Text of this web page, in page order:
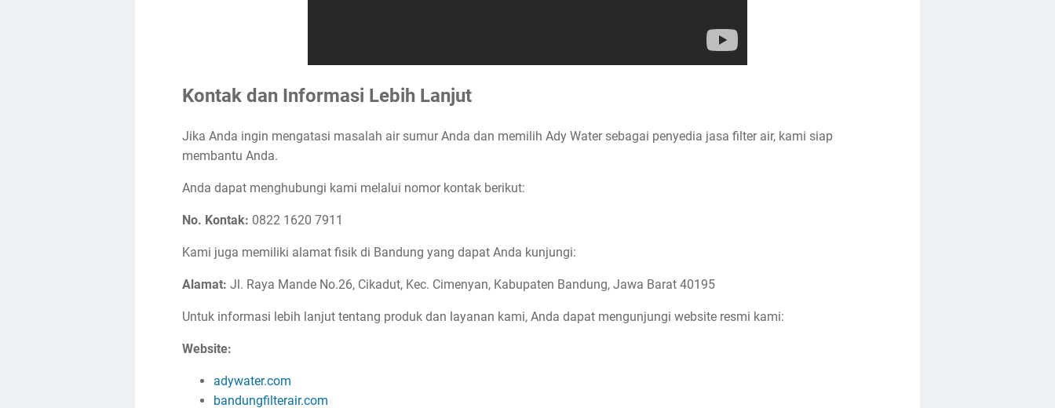
Kontak dan Informasi Lebih Lanjut
Jika Anda ingin mengatasi masalah air sumur Anda dan memilih Ady Water sebagai penyedia jasa filter air, kami siap
membantu Anda.
Anda dapat menghubungi kami melalui nomor kontak berikut:
No. Kontak: 0822 1620 7911
Kami juga memiliki alamat fisik di Bandung yang dapat Anda kunjungi:
Alamat: Jl. Raya Mande No.26, Cikadut, Kec. Cimenyan, Kabupaten Bandung, Jawa Barat 40195
Untuk informasi lebih lanjut tentang produk dan layanan kami, Anda dapat mengunjungi website resmi kami:
Website:
adywater.com
bandungfilterair.com